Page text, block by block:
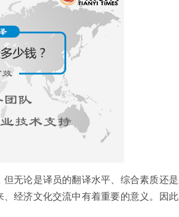
但无论是译员的翻译水平、综合素质还是
经济文化交流中有着重要的意义。因